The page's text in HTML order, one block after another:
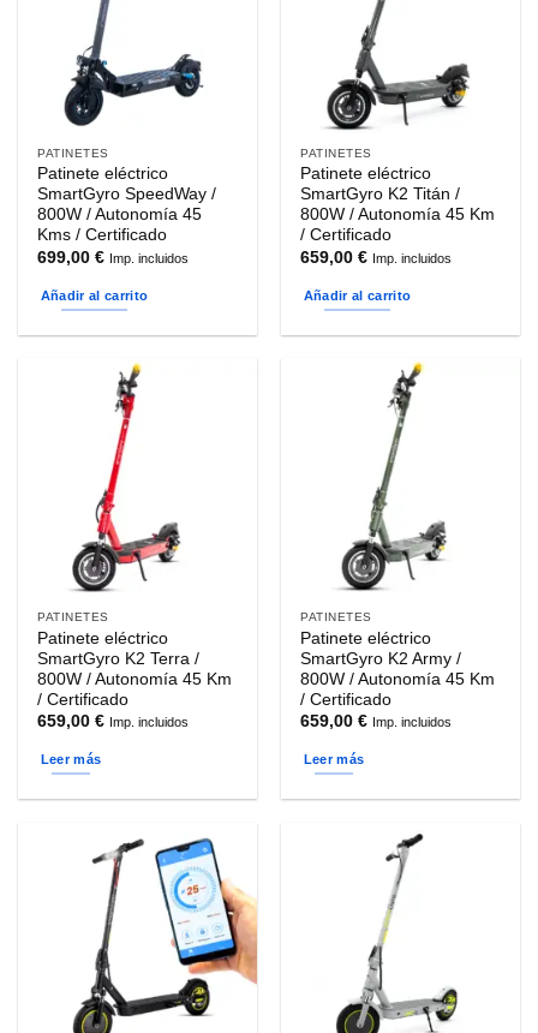
PATINETES
Patinete eléctrico
SmartGyro SpeedWay /
800W / Autonomía 45
Kms / Certificado
699,00€ Imp. incluidos
Añadir al carrito
PATINETES
Patinete eléctrico
SmartGyro K2 Titán /
800W / Autonomía 45 Km
/ Certificado
659,00€ Imp. incluidos
Añadir al carrito
PATINETES
Patinete eléctrico
SmartGyro K2 Terra /
800W / Autonomía 45 Km
/ Certificado
659,00€ Imp. incluidos
Leer más
PATINETES
Patinete eléctrico
SmartGyro K2 Army /
800W / Autonomía 45 Km
/ Certificado
659,00€ Imp. incluidos
Leer más